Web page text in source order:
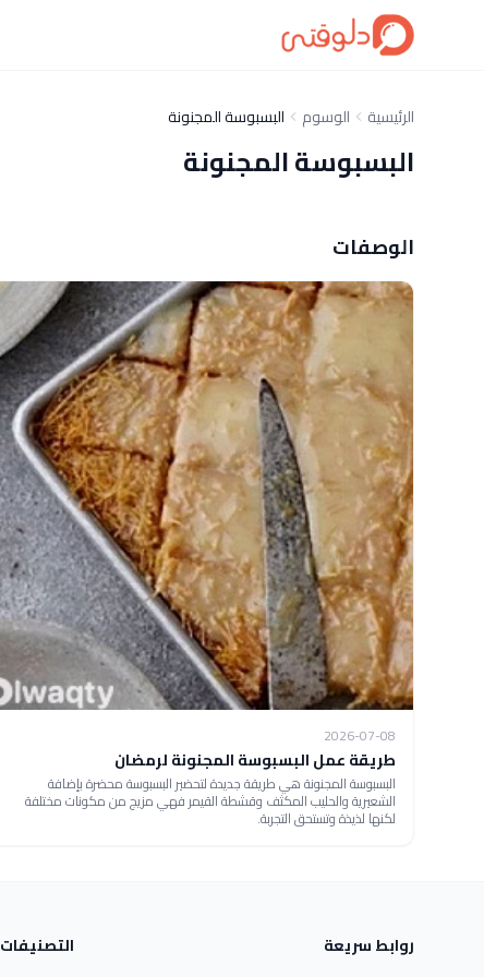
الرئيسية الوسوم البسبوسة المجنونة
البسبوسة المجنونة
الوصفات
2026-07-08
طريقة عمل البسبوسة المجنونة لرمضان
البسبوسة المجنونة هي طريقة جديدة لتحضير البسبوسة محضرة بإضافة
الشعيرية والحليب المكثف وقشطة القيمر فهي مزيج من مكونات مختلفة
لكنها لذيذة وتستحق التجربة.
روابط سريعة
التصنيفات